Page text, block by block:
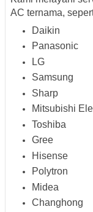
AC ternama,
Daikin
Panasonic
LG
Samsung
Sharp
Mitsubishi
Toshiba
Gree
Hisense
Polytron
Midea
Changhong